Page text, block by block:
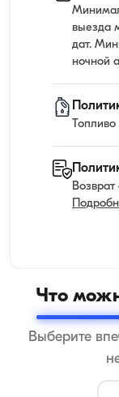
выезда
дат.
ночной
Возврат
Что
Выберите